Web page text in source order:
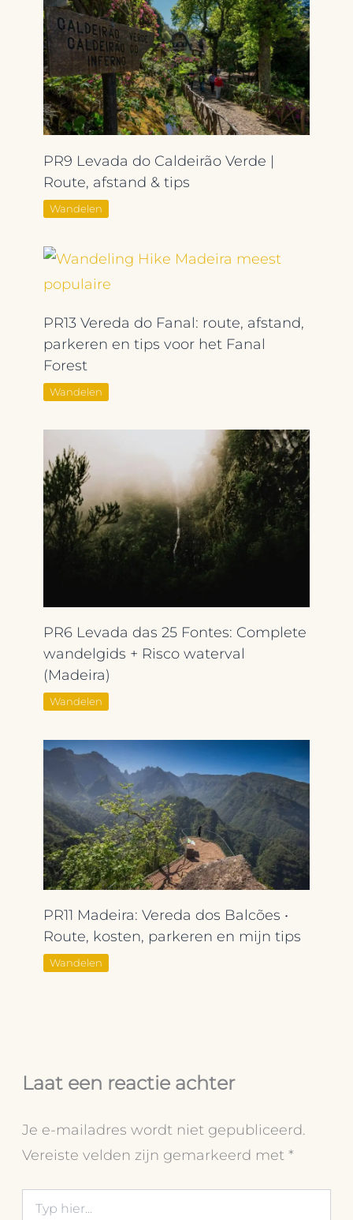
PR9 Levada do Caldeirão Verde |
Route, afstand & tips
Wandelen
PR13 Vereda do Fanal: route, afstand,
parkeren en tips voor het Fanal
Forest
Wandelen
PR6 Levada das 25 Fontes: Complete
wandelgids + Risco waterval
(Madeira)
Wandelen
PR11 Madeira: Vereda dos Balcões •
Route, kosten, parkeren en mijn tips
Wandelen
Laat een reactie achter
Je e-mailadres wordt niet gepubliceerd.
Vereiste velden zijn gemarkeerd met*
hier...